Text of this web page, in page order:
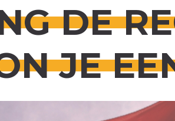
DE
JE